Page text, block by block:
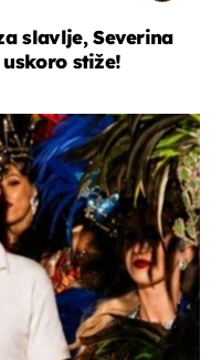
slavlje, Severina
stiže!